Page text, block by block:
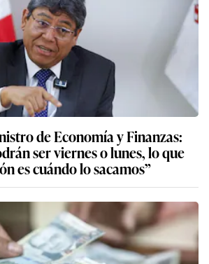
de Economía y Finanzas:
ser viernes o lunes, lo que
es cuándo lo sacamos”